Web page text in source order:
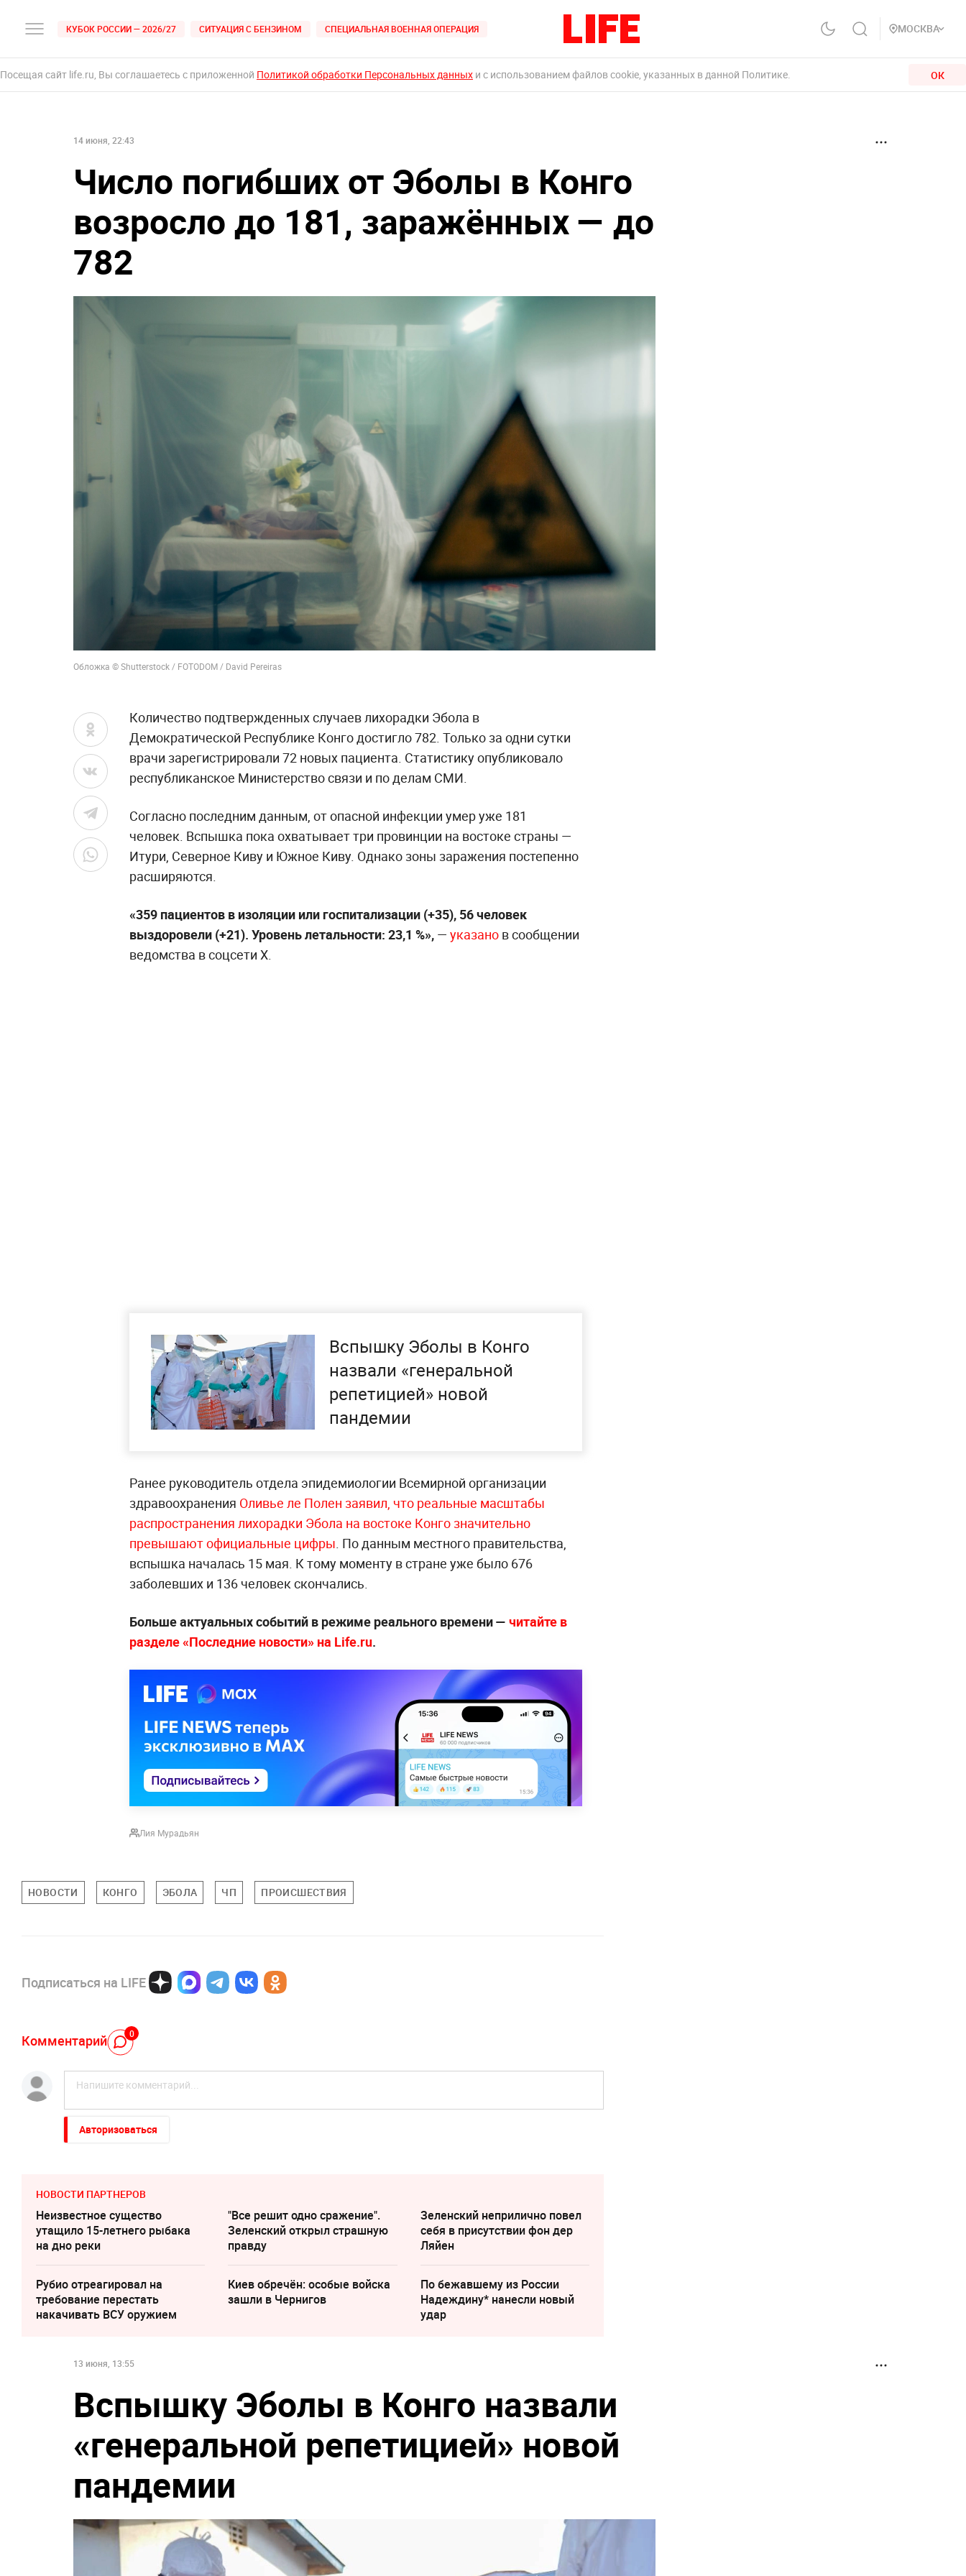
КУБОК РОССИИ — 2026/27 СИТУАЦИЯ С БЕНЗИНОМ СПЕЦИАЛЬНАЯ ВОЕННАЯ ОПЕРАЦИЯ МОСКВА
Посещая сайт life.ru, Вы соглашаетесь с приложенной Политикой обработки Персональных данных и с использованием файлов cookie, указанных в данной Политике. ОК
14 июня, 22:43
Число погибших от Эболы в Конго
возросло до 181, заражённых — до
782
Обложка © Shutterstock / FOTODOM / David Pereiras
Количество подтвержденных случаев лихорадки Эбола в
Демократической Республике Конго достигло 782. Только за одни сутки
врачи зарегистрировали 72 новых пациента. Статистику опубликовало
республиканское Министерство связи и по делам СМИ.
Согласно последним данным, от опасной инфекции умер уже 181
человек. Вспышка пока охватывает три провинции на востоке страны —
Итури, Северное Киву и Южное Киву. Однако зоны заражения постепенно
расширяются.
«359 пациентов в изоляции или госпитализации (+35), 56 человек
выздоровели (+21). Уровень летальности: 23,1 %», — указано в сообщении
ведомства в соцсети X.
Вспышку Эболы в Конго
назвали «генеральной
репетицией» новой
пандемии
Ранее руководитель отдела эпидемиологии Всемирной организации
здравоохранения Оливье ле Полен заявил, что реальные масштабы
распространения лихорадки Эбола на востоке Конго значительно
превышают официальные цифры . По данным местного правительства,
вспышка началась 15 мая. К тому моменту в стране уже было 676
заболевших и 136 человек скончались.
Больше актуальных событий в режиме реального времени — читайте в
разделе «Последние новости» на Life.ru.
Лия Мурадьян
НОВОСТИ КОНГО ЭБОЛА ЧП ПРОИСШЕСТВИЯ
Подписаться на LIFE
Комментарий 0
Авторизоваться
НОВОСТИ ПАРТНЕРОВ
Неизвестное существо
утащило 15-летнего рыбака
на дно реки
"Все решит одно сражение".
Зеленский открыл страшную
правду
Зеленский неприлично повел
cебя в присутствии фон дер
Ляйен
Рубио отреагировал на
требование перестать
накачивать ВСУ оружием
Киев обречён: особые войска
зашли в Чернигов
По бежавшему из России
Надеждину* нанесли новый
удар
13 июня, 13:55
Вспышку Эболы в Конго назвали
«генеральной репетицией» новой
пандемии